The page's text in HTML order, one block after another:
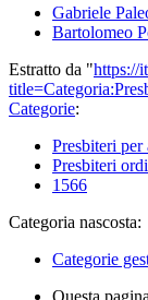
Gabriele
Bartolomeo
Estratto da "https://
Categorie:
Presbiteri
Presbiteri
1566
Categoria nascosta:
Categorie
Questa